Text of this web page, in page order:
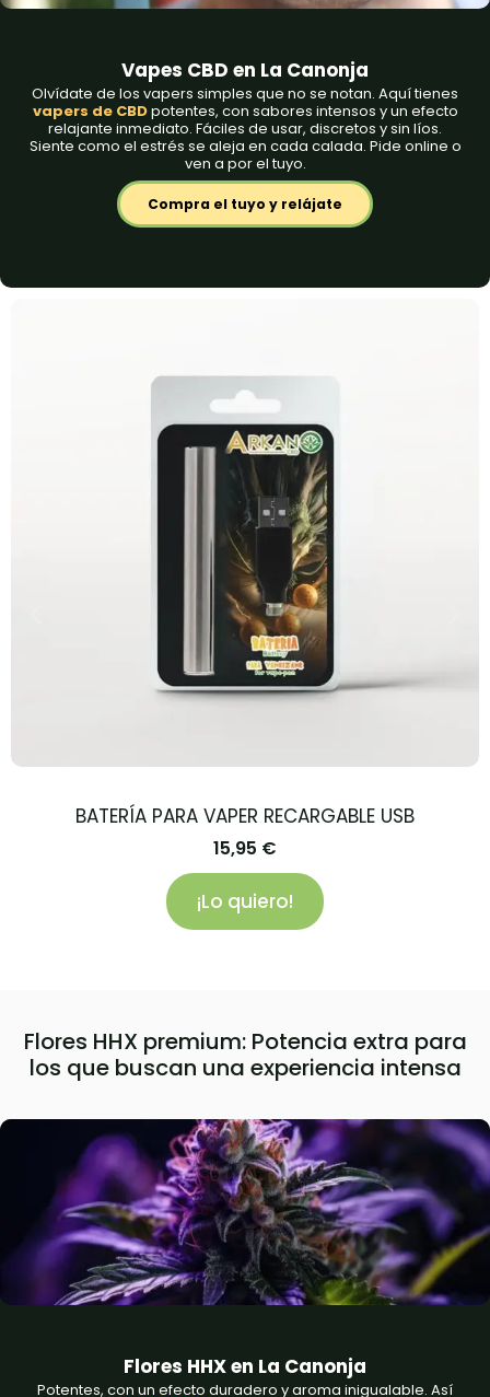
Vapes CBD en La Canonja
Olvídate de los vapers simples que no se notan. Aquí tienes
vapers de CBDpotentes, con sabores intensos y un efecto
relajante inmediato. Fáciles de usar, discretos y sin líos.
Siente como el estrés se aleja en cada calada. Pide online o
ven a por el tuyo.
Compra el tuyo y relájate
BATERÍA PARA VAPER RECARGABLE USB
15,95 €
¡Lo quiero!
Flores HHX premium: Potencia extra para
los que buscan una experiencia intensa
Flores HHX en La Canonja
Potentes, con un efecto duradero y aroma inigualable. Así